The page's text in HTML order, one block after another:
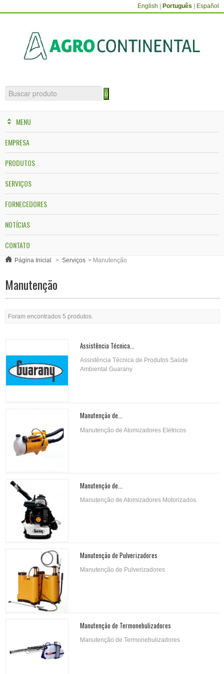
English Português Español
MENU
EMPRESA
PRODUTOS
SERVIÇOS
FORNECEDORES
NOTÍCIAS
CONTATO
Página Inicial > Serviços > Manutenção
Manutenção
Foram encontrados 5 produtos.
Assistência Técnica...
Assistência Técnica de Produtos Saúde
Ambiental Guarany
Manutenção de...
Manutenção de Atomizadores Elétricos
Manutenção de...
Manutenção de Atomizadores Motorizados.
Manutenção de Pulverizadores
Manutenção de Pulverizadores
Manutenção de Termonebulizadores
Manutenção de Termonebulizadores